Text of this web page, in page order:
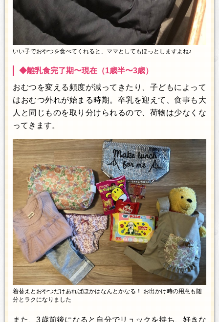
いい子でおやつを食べてくれると、ママとしてもほっとしますよね♪
◆離乳食完了期〜現在（1歳半〜3歳）
おむつを変える頻度が減ってきたり、子どもによって
はおむつ外れが始まる時期。卒乳を迎えて、食事も大
人と同じものを取り分けられるので、荷物は少なくな
ってきます。
着替えとおやつだけあればほかはなんとかなる！ お出かけ時の用意も随
分とラクになりました
また、3歳前後になると自分でリュックを持ち、好きな